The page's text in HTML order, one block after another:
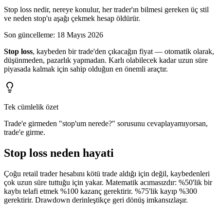
Stop loss nedir, nereye konulur, her trader'ın bilmesi gereken üç stil
ve neden stop'u aşağı çekmek hesap öldürür.
Son güncelleme: 18 Mayıs 2026
Stop loss, kaybeden bir trade'den çıkacağın fiyat — otomatik olarak,
düşünmeden, pazarlık yapmadan. Karlı olabilecek kadar uzun süre
piyasada kalmak için sahip olduğun en önemli araçtır.
Tek cümlelik özet
Trade'e girmeden "stop'um nerede?" sorusunu cevaplayamıyorsan,
trade'e girme.
Stop loss neden hayati
Çoğu retail trader hesabını kötü trade aldığı için değil, kaybedenleri
çok uzun süre tuttuğu için yakar. Matematik acımasızdır: %50'lik bir
kaybı telafi etmek %100 kazanç gerektirir. %75'lik kayıp %300
gerektirir. Drawdown derinleştikçe geri dönüş imkansızlaşır.